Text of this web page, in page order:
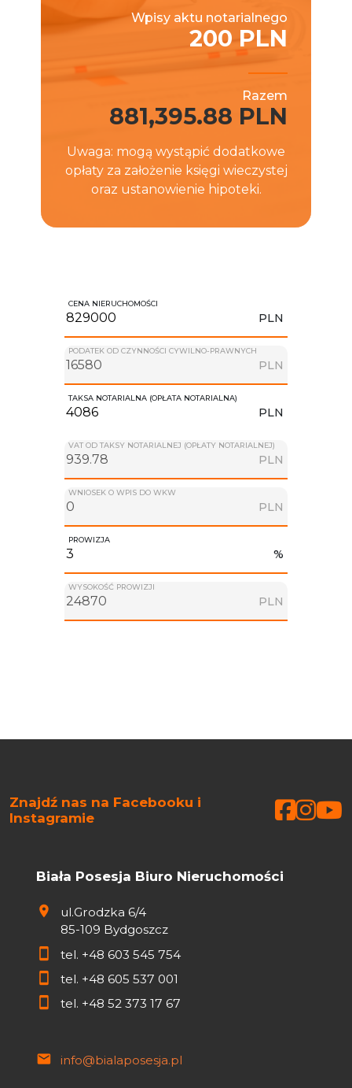
Wpisy aktu notarialnego
200 PLN
Razem
881,395.88 PLN
Uwaga: mogą wystąpić dodatkowe
opłaty za założenie księgi wieczystej
oraz ustanowienie hipoteki.
CENA NIERUCHOMOŚCI
PLN
PODATEK OD CZYNNOŚCI CYWILNO-PRAWNYCH
PLN
TAKSA NOTARIALNA (OPŁATA NOTARIALNA)
PLN
VAT OD TAKSY NOTARIALNEJ (OPŁATY NOTARIALNEJ)
PLN
WNIOSEK O WPIS DO WKW
PLN
PROWIZJA
%
WYSOKOŚĆ PROWIZJI
PLN
Znajdź nas na Facebooku i
Instagramie
Biała Posesja Biuro Nieruchomości
ul.Grodzka 6/4
85-109 Bydgoszcz
tel. +48 603 545 754
tel. +48 605 537 001
tel. +48 52 373 17 67
info@bialaposesja.pl